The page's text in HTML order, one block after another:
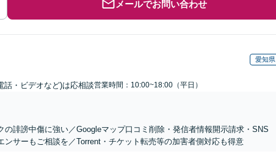
メールでお問い合わせ
愛知県
話・ビデオなど)は応相談営業時間：10:00~18:00（平日）
の誹謗中傷に強い／Googleマップ口コミ削除・発信者情報開示請求・SNS
サーもご相談を／Torrent・チケット転売等の加害者側対応も得意